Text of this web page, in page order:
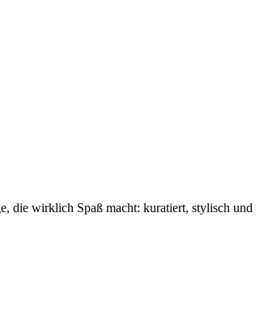
die wirklich Spaß macht: kuratiert, stylisch und